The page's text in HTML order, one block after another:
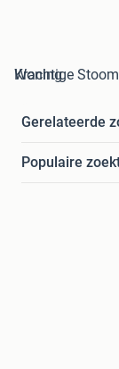
Krachtige Stoomreiniger van Quigg voor een Schone Woning
Gerelateerde
Populaire